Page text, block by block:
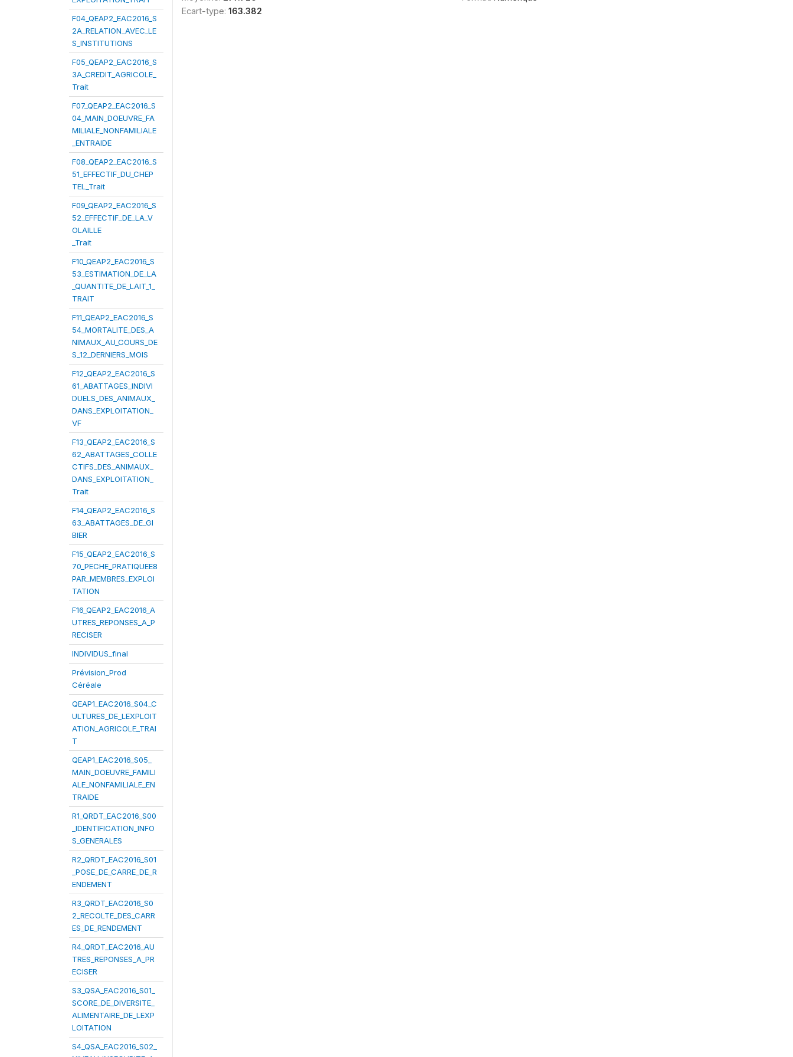
F04_QEAP2_EAC2016_S
2A_RELATION_AVEC_LE
S_INSTITUTIONS
F05_QEAP2_EAC2016_S
3A_CREDIT_AGRICOLE_
Trait
F07_QEAP2_EAC2016_S
04_MAIN_DOEUVRE_FA
MILIALE_NONFAMILIALE
_ENTRAIDE
F08_QEAP2_EAC2016_S
51_EFFECTIF_DU_CHEP
TEL_Trait
F09_QEAP2_EAC2016_S
52_EFFECTIF_DE_LA_V
OLAILLE
_Trait
F10_QEAP2_EAC2016_S
53_ESTIMATION_DE_LA
_QUANTITE_DE_LAIT_1_
TRAIT
F11_QEAP2_EAC2016_S
54_MORTALITE_DES_A
NIMAUX_AU_COURS_DE
S_12_DERNIERS_MOIS
F12_QEAP2_EAC2016_S
61_ABATTAGES_INDIVI
DUELS_DES_ANIMAUX_
DANS_EXPLOITATION_
VF
F13_QEAP2_EAC2016_S
62_ABATTAGES_COLLE
CTIFS_DES_ANIMAUX_
DANS_EXPLOITATION_
Trait
F14_QEAP2_EAC2016_S
63_ABATTAGES_DE_GI
BIER
F15_QEAP2_EAC2016_S
70_PECHE_PRATIQUEE8
PAR_MEMBRES_EXPLOI
TATION
F16_QEAP2_EAC2016_A
UTRES_REPONSES_A_P
RECISER
INDIVIDUS_final
Prévision_Prod
Céréale
QEAP1_EAC2016_S04_C
ULTURES_DE_LEXPLOIT
ATION_AGRICOLE_TRAI
T
QEAP1_EAC2016_S05_
MAIN_DOEUVRE_FAMILI
ALE_NONFAMILIALE_EN
TRAIDE
R1_QRDT_EAC2016_S00
_IDENTIFICATION_INFO
S_GENERALES
R2_QRDT_EAC2016_S01
_POSE_DE_CARRE_DE_R
ENDEMENT
R3_QRDT_EAC2016_S0
2_RECOLTE_DES_CARR
ES_DE_RENDEMENT
R4_QRDT_EAC2016_AU
TRES_REPONSES_A_PR
ECISER
S3_QSA_EAC2016_S01_
SCORE_DE_DIVERSITE_
ALIMENTAIRE_DE_LEXP
LOITATION
S4_QSA_EAC2016_S02_
Ecart-type: 163.382